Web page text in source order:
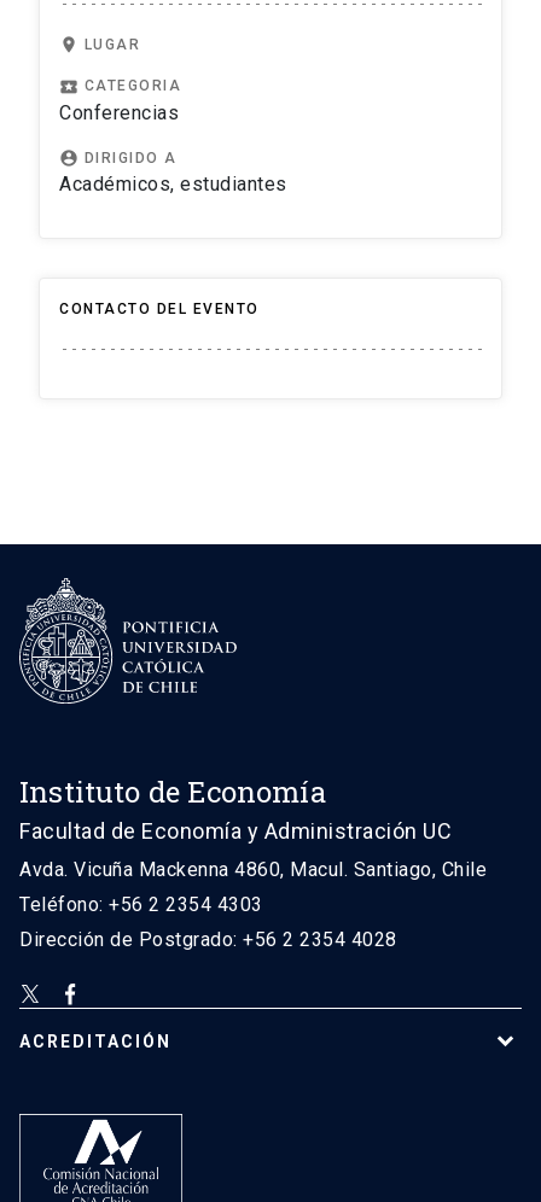
location_on LUGAR
local_play CATEGORIA
Conferencias
account_circle DIRIGIDO A
Académicos, estudiantes
CONTACTO DEL EVENTO
Instituto de Economía
Facultad de Economía y Administración UC
Avda. Vicuña Mackenna 4860, Macul. Santiago, Chile
Teléfono: +56 2 2354 4303
Dirección de Postgrado: +56 2 2354 4028
ACREDITACIÓN